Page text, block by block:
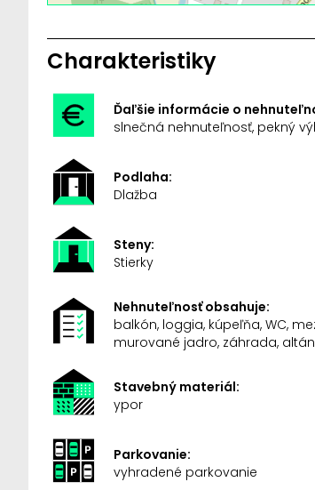
Charakteristiky
Ďaľšie informácie o
slnečná nehnuteľnosť, pekný
Podlaha:
Dlažba
Steny:
Stierky
Nehnuteľnosť obsahuje:
balkón, loggia, kúpeľňa, WC,
murované jadro, záhrada,
Stavebný materiál:
ypor
Parkovanie:
vyhradené parkovanie